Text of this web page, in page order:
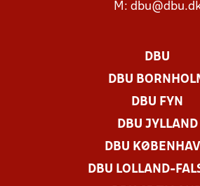
M:
DBU
DBU
DBU FYN
DBU JYLLAND
DBU
DBU LOLLAND-